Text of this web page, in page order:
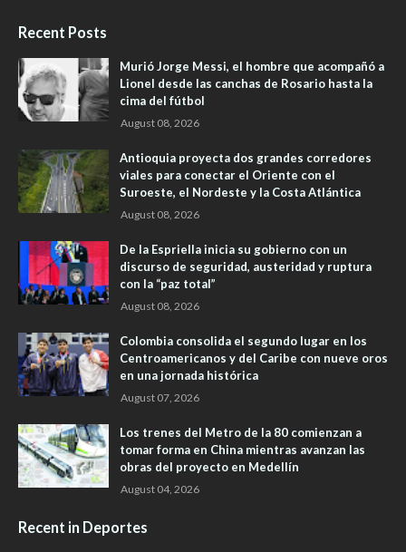
Recent Posts
Murió Jorge Messi, el hombre que acompañó a
Lionel desde las canchas de Rosario hasta la
cima del fútbol
August 08, 2026
Antioquia proyecta dos grandes corredores
viales para conectar el Oriente con el
Suroeste, el Nordeste y la Costa Atlántica
August 08, 2026
De la Espriella inicia su gobierno con un
discurso de seguridad, austeridad y ruptura
con la “paz total”
August 08, 2026
Colombia consolida el segundo lugar en los
Centroamericanos y del Caribe con nueve oros
en una jornada histórica
August 07, 2026
Los trenes del Metro de la 80 comienzan a
tomar forma en China mientras avanzan las
obras del proyecto en Medellín
August 04, 2026
Recent in Deportes